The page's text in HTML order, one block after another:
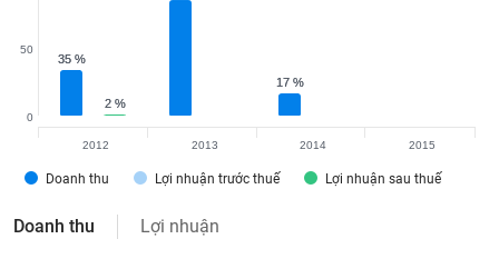
35 %
35 %
17 %
17 %
2 %
2 %
Doanh thu Lợi nhuận trước thuế Lợi nhuận sau thuế
0
50
2012 2013 2014 2015
Doanh thu Lợi nhuận